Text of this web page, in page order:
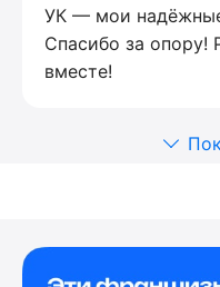
УК — мои
Спасибо за опору!
вместе!